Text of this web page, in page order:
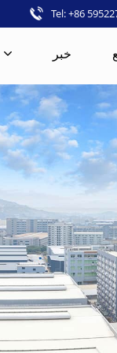
Tel: +86
خبر